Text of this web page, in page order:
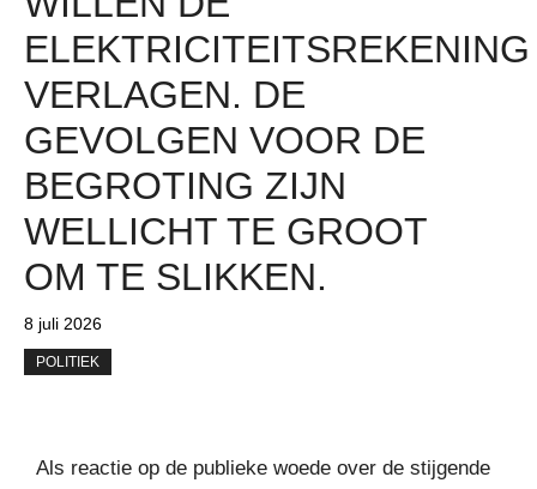
ELEKTRICITEITSREKENING
VERLAGEN. DE
GEVOLGEN VOOR DE
BEGROTING ZIJN
WELLICHT TE GROOT
OM TE SLIKKEN.
8 juli 2026
POLITIEK
Als reactie op de publieke woede over de stijgende